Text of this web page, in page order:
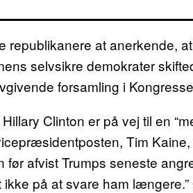
at anerkende,
selvsikre demokrater
forsamling i
Clinton er på vej til en
Tim
afvist Trumps seneste
på at svare ham